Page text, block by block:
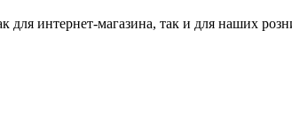
для интернет-магазина, так и для наших